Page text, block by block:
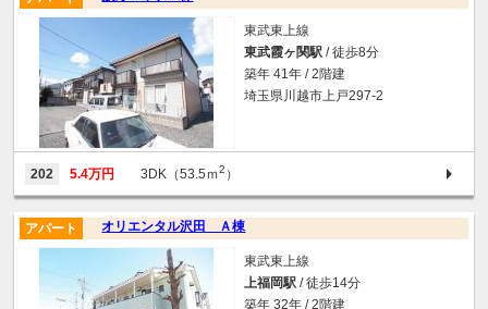
東武東上線
東武霞ヶ関駅 / 徒歩8分
築年 41年 / 2階建
埼玉県川越市上戸297-2
202 5.4万円 3DK（53.5ｍ2 ）
オリエンタル沢田 Ａ棟
アパート
東武東上線
上福岡駅 / 徒歩14分
築年 32年 / 2階建